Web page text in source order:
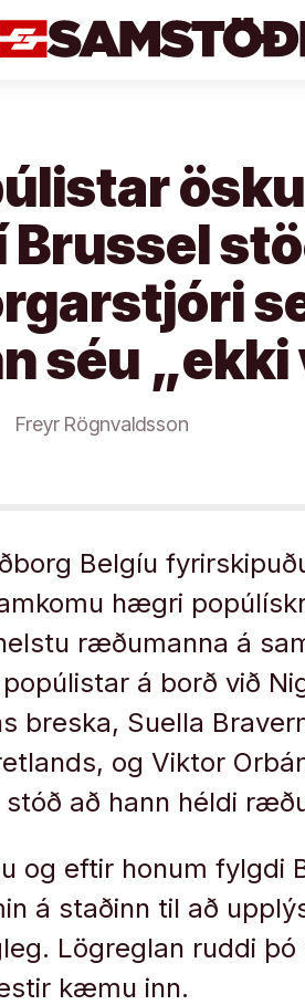
Brussel
séu „ekki
Freyr Rögnvaldsson
Belgíu
hægri
ræðumanna á
á borð við
breska, Suella
og Viktor
að hann héldi
og eftir honum fylgdi
á staðinn til að
Lögreglan ruddi þó
kæmu inn.